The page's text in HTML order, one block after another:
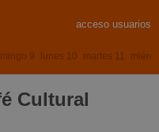
acceso usuarios
9 lunes 10 martes 11
Cultural